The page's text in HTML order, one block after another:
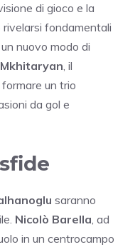
di gioco e la
fondamentali
nuovo modo di
Mkhitaryan, il
un trio
da gol e
saranno
Nicolò Barella, ad
in un centrocampo